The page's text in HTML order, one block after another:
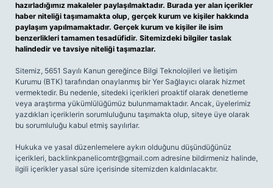
hazırladığımız makaleler paylaşılmaktadır. Burada yer alan içerikler
haber niteliği taşımamakta olup, gerçek kurum ve kişiler hakkında
paylaşım yapılmamaktadır. Gerçek kurum ve kişiler ile isim
benzerlikleri tamamen tesadüfidir. Sitemizdeki bilgiler taslak
halindedir ve tavsiye niteliği taşımazlar.
Sitemiz, 5651 Sayılı Kanun gereğince Bilgi Teknolojileri ve İletişim
Kurumu (BTK) tarafından onaylanmış bir Yer Sağlayıcı olarak hizmet
vermektedir. Bu nedenle, sitedeki içerikleri proaktif olarak denetleme
veya araştırma yükümlülüğümüz bulunmamaktadır. Ancak, üyelerimiz
yazdıkları içeriklerin sorumluluğunu taşımakta olup, siteye üye olarak
bu sorumluluğu kabul etmiş sayılırlar.
Hukuka ve yasal düzenlemelere aykırı olduğunu düşündüğünüz
içerikleri, backlinkpanelicomtr@gmail.com adresine bildirmeniz halinde,
ilgili içerikler yasal süre içerisinde sitemizden kaldırılacaktır.